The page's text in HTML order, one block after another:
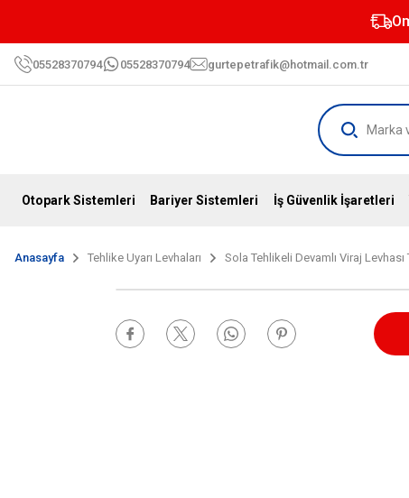
05528370794 05528370794 gurtepetrafik@hotmail.com.tr
Otopark Sistemleri Bariyer Sistemleri İş Güvenlik İşaretleri
Anasayfa Tehlike Uyarı Levhaları Sola Tehlikeli Devamlı Viraj